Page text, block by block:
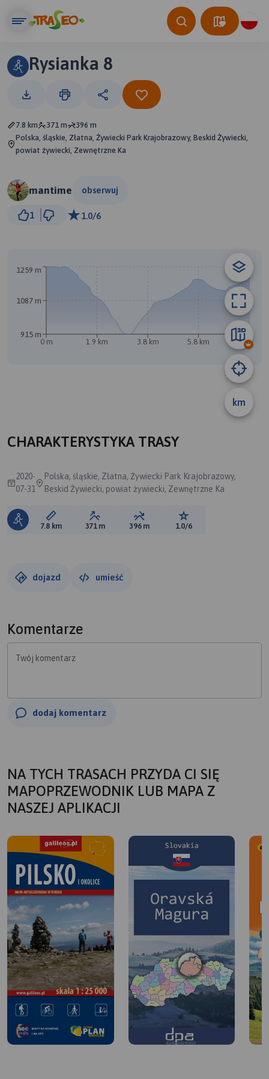
Rysianka 8
7.8 km 371 m
396 m
Polska, śląskie, Złatna, Żywiecki Park Krajobrazowy, Beskid Żywiecki,
powiat żywiecki, Zewnętrzne Ka
mantime obserwuj
1 1.0/6
km
0 m 1.9 km 3.8 km 5.8 km 7.7 km
915 m
1087 m
1259 m
CHARAKTERYSTYKA TRASY
2020-
07-31
Polska, śląskie, Złatna, Żywiecki Park Krajobrazowy,
Beskid Żywiecki, powiat żywiecki, Zewnętrzne Ka
Długość trasy:
7.8 km Suma przewyższeń:
371 m Suma spadków:
396 m Ocena trasy:
1.0/6
dojazd umieść
Komentarze
Twój komentarz
dodaj komentarz
NA TYCH TRASACH PRZYDA CI SIĘ
MAPOPRZEWODNIK LUB MAPA Z
NASZEJ APLIKACJI